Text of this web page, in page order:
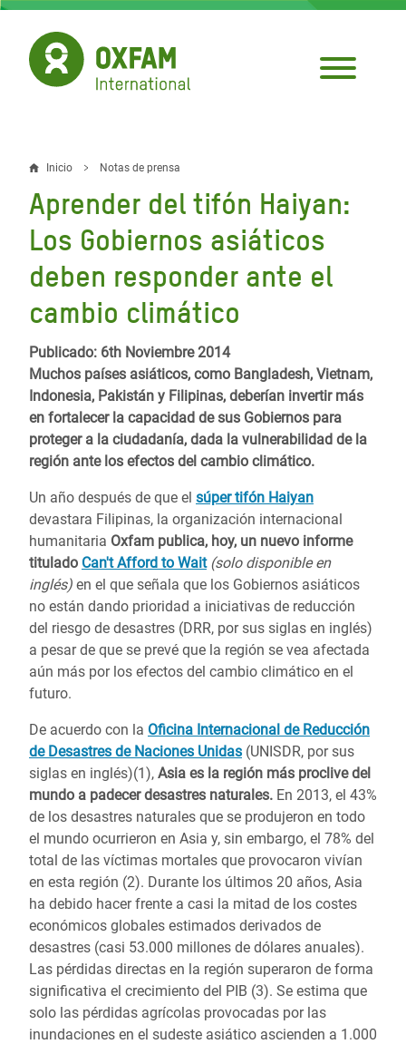
Pasar
contenido
principal
Sobrescribir
enlaces
de
ayuda
a
la
navegación
Inicio Notas de prensa
Aprender del tifón Haiyan:
Los Gobiernos asiáticos
deben responder ante el
cambio climático
Publicado: 6th Noviembre 2014
Muchos países asiáticos, como Bangladesh, Vietnam,
Indonesia, Pakistán y Filipinas, deberían invertir más
en fortalecer la capacidad de sus Gobiernos para
proteger a la ciudadanía, dada la vulnerabilidad de la
región ante los efectos del cambio climático.
Un año después de que el súper tifón Haiyan
devastara Filipinas, la organización internacional
humanitaria Oxfam publica, hoy, un nuevo informe
titulado Can't Afford to Wait (solo disponible en
inglés) en el que señala que los Gobiernos asiáticos
no están dando prioridad a iniciativas de reducción
del riesgo de desastres (DRR, por sus siglas en inglés)
a pesar de que se prevé que la región se vea afectada
aún más por los efectos del cambio climático en el
futuro.
De acuerdo con la Oficina Internacional de Reducción
de Desastres de Naciones Unidas (UNISDR, por sus
siglas en inglés)(1), Asia es la región más proclive del
mundo a padecer desastres naturales. En 2013, el 43%
de los desastres naturales que se produjeron en todo
el mundo ocurrieron en Asia y, sin embargo, el 78% del
total de las víctimas mortales que provocaron vivían
en esta región (2). Durante los últimos 20 años, Asia
ha debido hacer frente a casi la mitad de los costes
económicos globales estimados derivados de
desastres (casi 53.000 millones de dólares anuales).
Las pérdidas directas en la región superaron de forma
significativa el crecimiento del PIB (3). Se estima que
solo las pérdidas agrícolas provocadas por las
inundaciones en el sudeste asiático ascienden a 1.000